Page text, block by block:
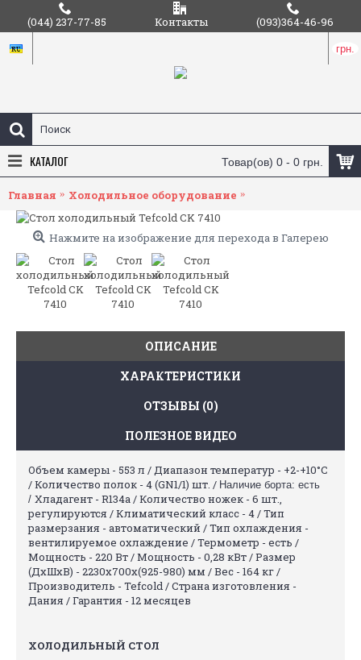
(044) 237-77-85 Контакты (093)364-46-96
грн.
Товар(ов) 0 - 0 грн.
КАТАЛОГ
Главная Холодильное оборудование
Нажмите на изображение для перехода в Галерею
ОПИСАНИЕ
ХАРАКТЕРИСТИКИ
ОТЗЫВЫ (0)
ПОЛЕЗНОЕ ВИДЕО
Объем камеры - 553 л / Диапазон температур - +2-+10°C
/ Количество полок - 4 (GN1/1) шт. / Наличие борта: есть
/ Хладагент - R134a / Количество ножек - 6 шт.,
регулируются / Климатический класс - 4 / Тип
размерзания - автоматический / Тип охлаждения -
вентилируемое охлаждение / Термометр - есть /
Мощность - 220 Вт / Мощность - 0,28 кВт / Размер
(ДхШхВ) - 2230x700x(925-980) мм / Вес - 164 кг /
Производитель - Tefcold / Страна изготовления -
Дания / Гарантия - 12 месяцев
ХОЛОДИЛЬНЫЙ СТОЛ